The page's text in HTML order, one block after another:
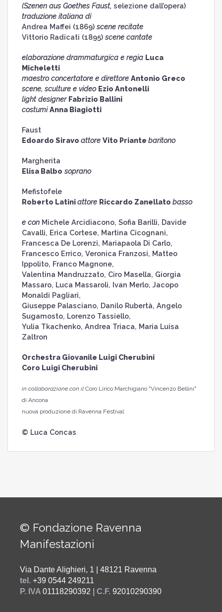
(Szenen aus Goethes Faust, selezione dall’opera)
traduzione italiana di
Andrea Maffei (1869)scene recitate
Vittorio Radicati (1895)scene cantate
elaborazione drammaturgica e regia Luca
Micheletti
maestro concertatore e direttore Antonio Greco
scene, sculture e video Ezio Antonelli
light designer Fabrizio Ballini
costumiAnna Biagiotti
Faust
Edoardo Siravo attore Vito Priante baritono
Margherita
Elisa Balbo soprano
Mefistofele
Roberto Latiniattore Riccardo Zanellato basso
e conMichele Arcidiacono, Sofia Barilli, Davide
Cavalli, Erica Cortese, Martina Cicognani,
Francesca De Lorenzi, Mariapaola Di Carlo,
Francesco Errico, Veronica Franzosi, Matteo
Ippolito, Franco Magnone,
Valentina Mandruzzato, Ciro Masella, Giorgia
Massaro, Luca Massaroli, Ivan Merlo, Jacopo
Monaldi Pagliari,
Giuseppe Palasciano, Danilo Rubertà, Angelo
Sugamosto, Lorenzo Tassiello,
Yulia Tkachenko, Andrea Triaca, Maria Luisa
Zaltron
Orchestra Giovanile Luigi Cherubini
Coro Luigi Cherubini
in collaborazione con ilCoro Lirico Marchigiano "Vincenzo Bellini"
di Ancona
nuova produzione di Ravenna Festival
© Luca Concas
© Fondazione Ravenna
Manifestazioni
Via Dante Alighieri, 1 | 48121 Ravenna
tel. +39 0544 249211
P. IVA 01118290392 | C.F. 92010290390